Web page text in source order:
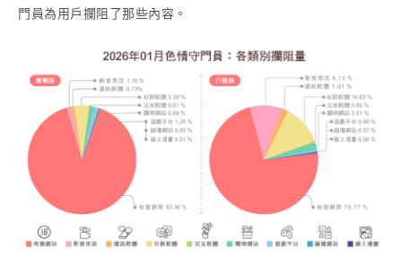
門員為用戶攔阻了那些內容。